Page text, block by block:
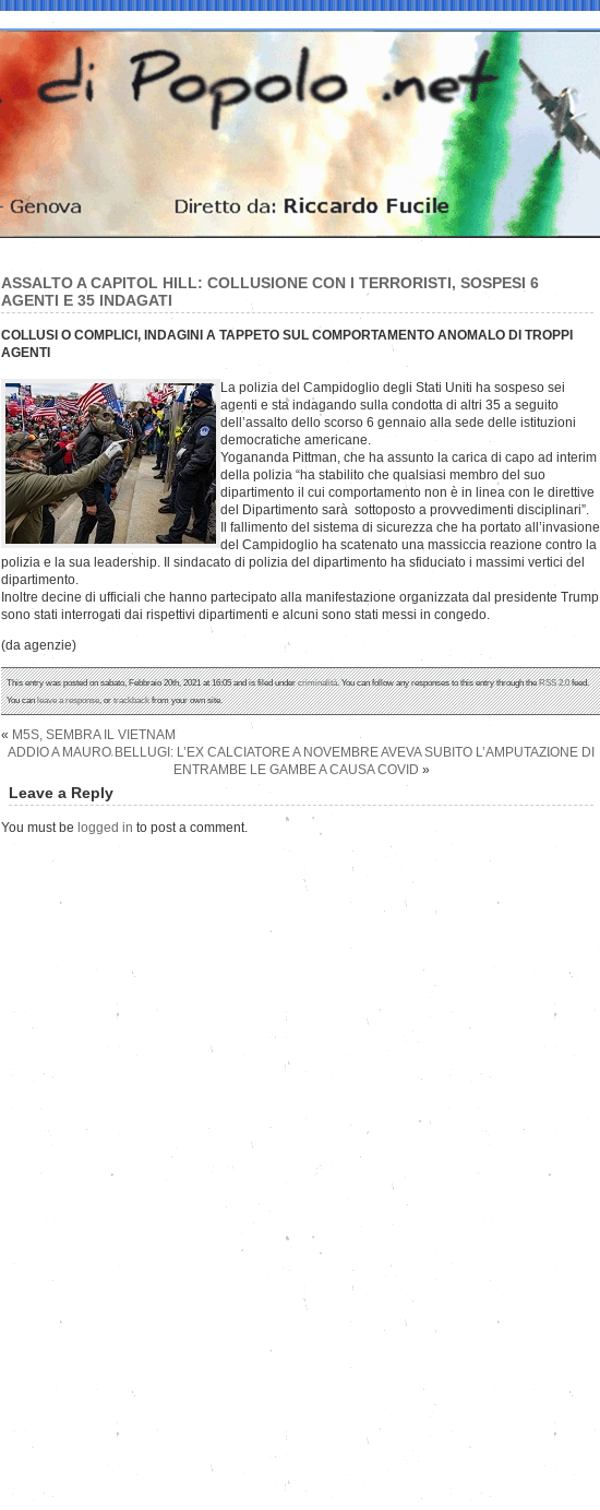
ASSALTO A CAPITOL HILL: COLLUSIONE CON I TERRORISTI, SOSPESI 6
AGENTI E 35 INDAGATI
COLLUSI O COMPLICI, INDAGINI A TAPPETO SUL COMPORTAMENTO ANOMALO DI TROPPI
AGENTI
La polizia del Campidoglio degli Stati Uniti ha sospeso sei
agenti e sta indagando sulla condotta di altri 35 a seguito
dell’assalto dello scorso 6 gennaio alla sede delle istituzioni
democratiche americane.
Yogananda Pittman, che ha assunto la carica di capo ad interim
della polizia “ha stabilito che qualsiasi membro del suo
dipartimento il cui comportamento non è in linea con le direttive
del Dipartimento sarà sottoposto a provvedimenti disciplinari”.
Il fallimento del sistema di sicurezza che ha portato all’invasione
del Campidoglio ha scatenato una massiccia reazione contro la
polizia e la sua leadership. Il sindacato di polizia del dipartimento ha sfiduciato i massimi vertici del
dipartimento.
Inoltre decine di ufficiali che hanno partecipato alla manifestazione organizzata dal presidente Trump
sono stati interrogati dai rispettivi dipartimenti e alcuni sono stati messi in congedo.
(da agenzie)
This entry was posted on sabato, Febbraio 20th, 2021 at 16:05 and is filed undercriminalità. You can follow any responses to this entry through theRSS 2.0feed.
You canleave a response, ortrackbackfrom your own site.
« M5S, SEMBRA IL VIETNAM
ADDIO A MAURO BELLUGI: L’EX CALCIATORE A NOVEMBRE AVEVA SUBITO L’AMPUTAZIONE DI
ENTRAMBE LE GAMBE A CAUSA COVID »
Leave a Reply
You must be logged in to post a comment.